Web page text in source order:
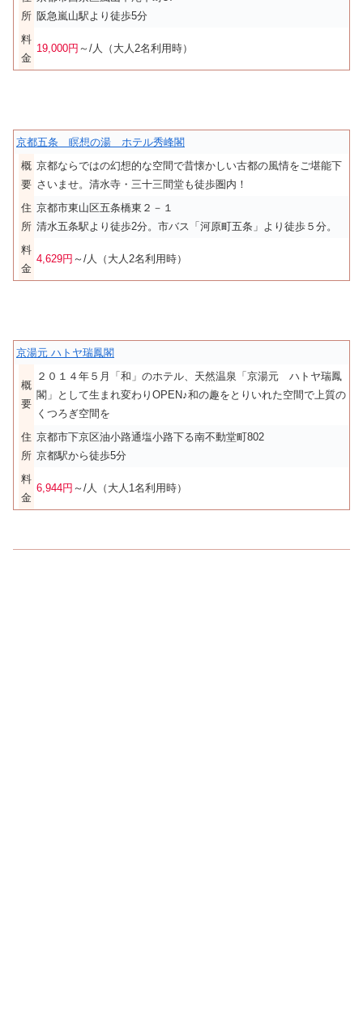
所 阪急嵐山駅より徒歩5分
料
金
19,000円 ～/人（大人2名利用時）
京都五条 瞑想の湯 ホテル秀峰閣
概
要
京都ならではの幻想的な空間で昔懐かしい古都の風情をご堪能下
さいませ。清水寺・三十三間堂も徒歩圏内！
住
所
京都市東山区五条橋東２－１
清水五条駅より徒歩2分。市バス「河原町五条」より徒歩５分。
料
金
4,629円 ～/人（大人2名利用時）
京湯元 ハトヤ瑞鳳閣
概
要
２０１４年５月「和」のホテル、天然温泉「京湯元 ハトヤ瑞鳳
閣」として生まれ変わりOPEN♪和の趣をとりいれた空間で上質の
くつろぎ空間を
住
所
京都市下京区油小路通塩小路下る南不動堂町802
京都駅から徒歩5分
料
金
6,944円 ～/人（大人1名利用時）